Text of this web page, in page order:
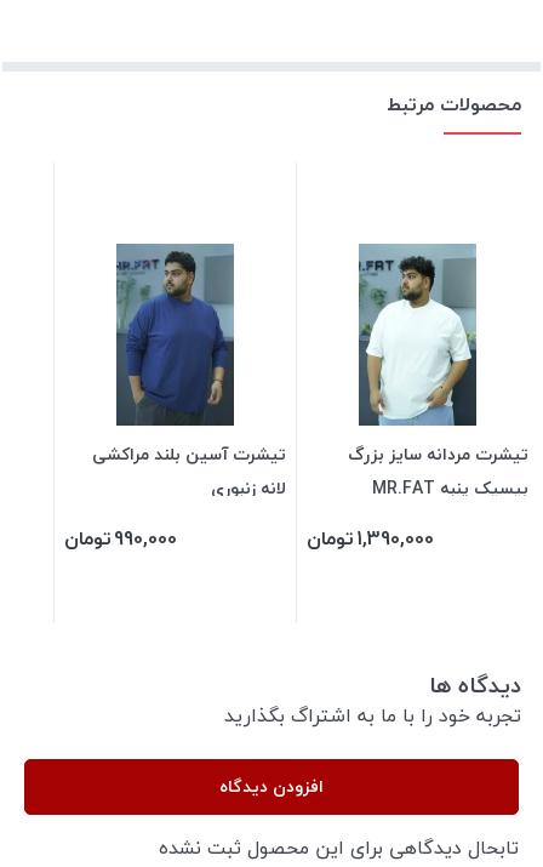
محصولات مرتبط
تیشرت مردانه سایز بزرگ
بیسیک پنبه MR.FAT
1,390,000تومان
تیشرت آسین بلند مراکشی
لانه زنبوری
990,000تومان
دیدگاه ها
تجربه خود را با ما به اشتراگ بگذارید
افزودن دیدگاه
تابحال دیدگاهی برای این محصول ثبت نشده